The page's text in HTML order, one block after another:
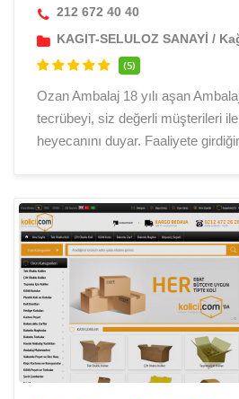
212 672 40 40
KAGIT-SELULOZ SANAYİ /
(5)
Ozan Ambalaj 18 yılı aşan
tecrübeyi, siz değerli müşterileri
heyecanını duyar. Faaliyete